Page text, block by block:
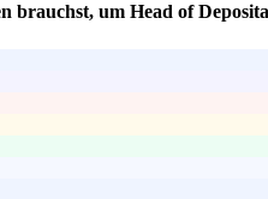
brauchst, um Head of